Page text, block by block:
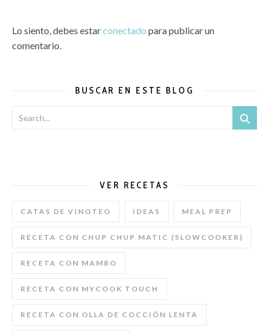
Lo siento, debes estarconectado para publicar un
comentario.
BUSCAR EN ESTE BLOG
VER RECETAS
CATAS DE VINOTEO IDEAS MEAL PREP
RECETA CON CHUP CHUP MATIC (SLOWCOOKER)
RECETA CON MAMBO
RECETA CON MYCOOK TOUCH
RECETA CON OLLA DE COCCIÓN LENTA